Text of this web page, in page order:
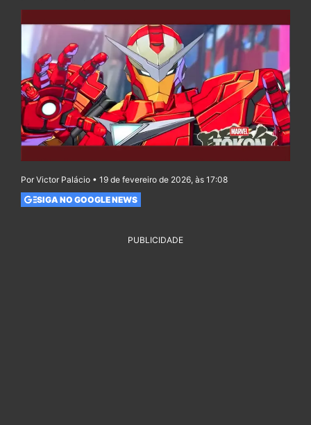
Por Victor Palácio • 19 de fevereiro de 2026, às 17:08
SIGA NO GOOGLE NEWS
PUBLICIDADE